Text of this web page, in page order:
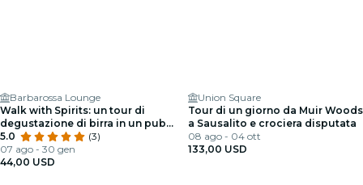
Barbarossa Lounge
Walk with Spirits: un tour di
degustazione di birra in un pub
infestato da fantasmi a San
Francisco
5.0
(3)
07 ago - 30 gen
44,00 USD
Union Square
Tour di un giorno da Muir Woods
a Sausalito e crociera disputata
08 ago - 04 ott
133,00 USD